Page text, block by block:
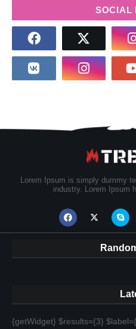
SOCIAL
Lorem Ipsum is simply dummy
industry. Lorem Ipsum
{getWidget} $results={3}